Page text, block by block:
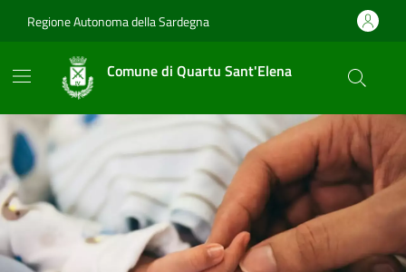
Regione Autonoma della Sardegna
Comune di Quartu Sant'Elena